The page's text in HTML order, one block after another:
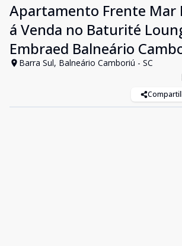
Apartamento Frente Mar
á Venda no Baturité
Embraed Balneário
Barra Sul, Balneário Camboriú - SC